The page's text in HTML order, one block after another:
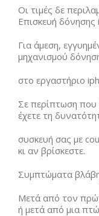
Οι τιμές δε
Επισκευή δόνησης
Για άμεση,
μηχανισμού
στο εργαστήριο
Σε περίπτωση που
έχετε τη
συσκευή σας με
κι αν βρίσκεστε.
Συμπτώματα
Μετά από τον
ή μετά από μια